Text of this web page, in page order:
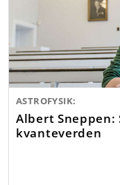
ASTROFYSIK:
Albert
kvanteverden